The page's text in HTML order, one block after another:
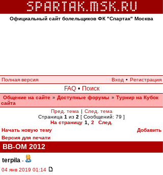
Официальный сайт болельщиков ФК "Спартак" Москва
Полная версия Вход • Регистрация
FAQ • Поиск
Общение на сайте » Доступные форумы » Турнир на Кубок
сайта
Пред. тема | След. тема
Страница 1 из 2 [ Сообщений: 79 ]
На страницу 1 2
След.
Начать новую тему
Добавить
Версия для печати
ВВ-ОМ 2012
terpila -
04 янв 2019 01:14